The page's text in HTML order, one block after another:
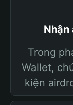
Nhận
Trong
Wallet,
kiện